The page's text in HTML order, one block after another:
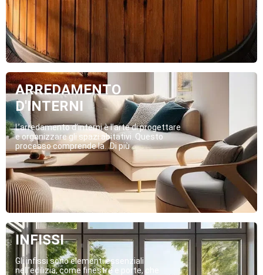
ARREDAMENTO
D'INTERNI
L’arredamento d’interni è l’arte di progettare
e organizzare gli spazi abitativi. Questo
processo comprende la...Di più
INFISSI
Gli infissi sono elementi essenziali
nell’edilizia, come finestre e porte, che